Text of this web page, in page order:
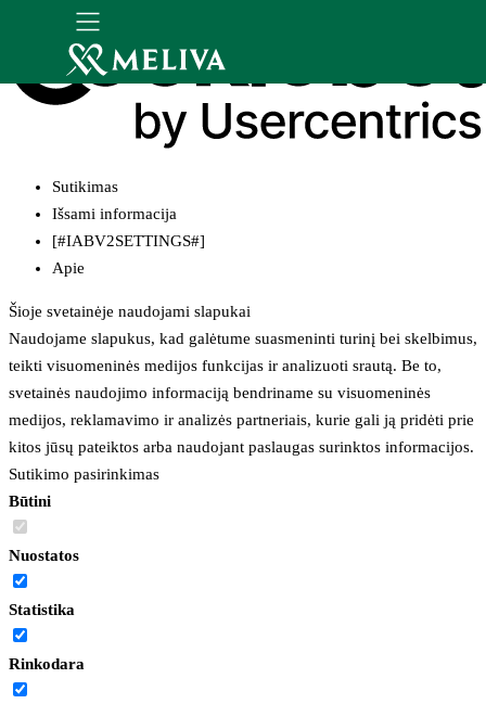
Sutikimas
Išsami informacija
[#IABV2SETTINGS#]
Apie
Šioje svetainėje naudojami slapukai
Naudojame slapukus, kad galėtume suasmeninti turinį bei skelbimus,
teikti visuomeninės medijos funkcijas ir analizuoti srautą. Be to,
svetainės naudojimo informaciją bendriname su visuomeninės
medijos, reklamavimo ir analizės partneriais, kurie gali ją pridėti prie
kitos jūsų pateiktos arba naudojant paslaugas surinktos informacijos.
Sutikimo pasirinkimas
Būtini
Nuostatos
Statistika
Rinkodara